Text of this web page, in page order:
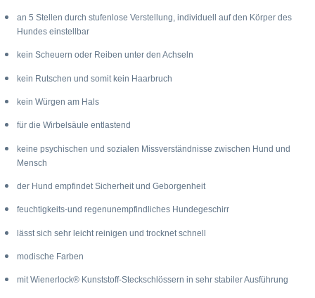
an 5 Stellen durch stufenlose Verstellung, individuell auf den Körper des
Hundes einstellbar
kein Scheuern oder Reiben unter den Achseln
kein Rutschen und somit kein Haarbruch
kein Würgen am Hals
für die Wirbelsäule entlastend
keine psychischen und sozialen Missverständnisse zwischen Hund und
Mensch
der Hund empfindet Sicherheit und Geborgenheit
feuchtigkeits-und regenunempfindliches Hundegeschirr
lässt sich sehr leicht reinigen und trocknet schnell
modische Farben
mit Wienerlock® Kunststoff-Steckschlössern in sehr stabiler Ausführung